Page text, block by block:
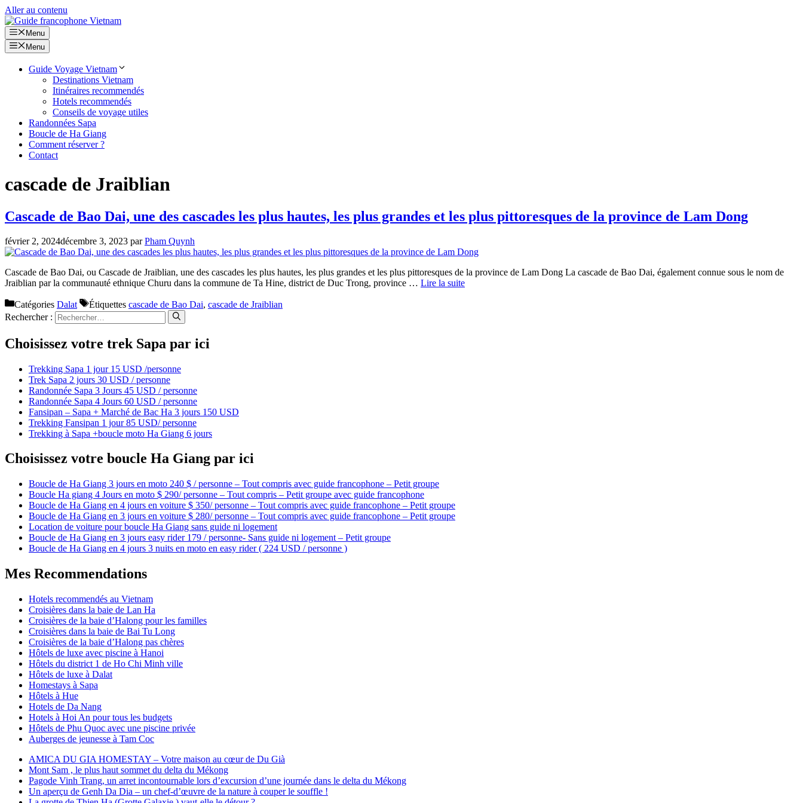
Aller au contenu
Menu
Menu
Guide Voyage Vietnam
Destinations Vietnam
Itinéraires recommendés
Hotels recommendés
Conseils de voyage utiles
Randonnées Sapa
Boucle de Ha Giang
Comment réserver ?
Contact
cascade de Jraiblian
Cascade de Bao Dai, une des cascades les plus hautes, les plus grandes et les plus pittoresques de la province de Lam Dong
février 2, 2024décembre 3, 2023 parPham Quynh
Cascade de Bao Dai, ou Cascade de Jraiblian, une des cascades les plus hautes, les plus grandes et les plus pittoresques de la province de Lam Dong La cascade de Bao Dai, également connue sous le nom de
Jraiblian par la communauté ethnique Churu dans la commune de Ta Hine, district de Duc Trong, province … Lire la suite
Catégories Dalat Étiquettes cascade de Bao Dai, cascade de Jraiblian
Rechercher :
Choisissez votre trek Sapa par ici
Trekking Sapa 1 jour 15 USD /personne
Trek Sapa 2 jours 30 USD / personne
Randonnée Sapa 3 Jours 45 USD / personne
Randonnée Sapa 4 Jours 60 USD / personne
Fansipan – Sapa + Marché de Bac Ha 3 jours 150 USD
Trekking Fansipan 1 jour 85 USD/ personne
Trekking à Sapa +boucle moto Ha Giang 6 jours
Choisissez votre boucle Ha Giang par ici
Boucle de Ha Giang 3 jours en moto 240 $ / personne – Tout compris avec guide francophone – Petit groupe
Boucle Ha giang 4 Jours en moto $ 290/ personne – Tout compris – Petit groupe avec guide francophone
Boucle de Ha Giang en 4 jours en voiture $ 350/ personne – Tout compris avec guide francophone – Petit groupe
Boucle de Ha Giang en 3 jours en voiture $ 280/ personne – Tout compris avec guide francophone – Petit groupe
Location de voiture pour boucle Ha Giang sans guide ni logement
Boucle de Ha Giang en 3 jours easy rider 179 / personne- Sans guide ni logement – Petit groupe
Boucle de Ha Giang en 4 jours 3 nuits en moto en easy rider ( 224 USD / personne )
Mes Recommendations
Hotels recommendés au Vietnam
Croisières dans la baie de Lan Ha
Croisières de la baie d’Halong pour les familles
Croisières dans la baie de Bai Tu Long
Croisières de la baie d’Halong pas chères
Hôtels de luxe avec piscine à Hanoi
Hôtels du district 1 de Ho Chi Minh ville
Hôtels de luxe à Dalat
Homestays à Sapa
Hôtels à Hue
Hotels de Da Nang
Hotels à Hoi An pour tous les budgets
Hôtels de Phu Quoc avec une piscine privée
Auberges de jeunesse à Tam Coc
AMICA DU GIA HOMESTAY – Votre maison au cœur de Du Già
Mont Sam , le plus haut sommet du delta du Mékong
Pagode Vinh Trang, un arret incontournable lors d’excursion d’une journée dans le delta du Mékong
Un aperçu de Genh Da Dia – un chef-d’œuvre de la nature à couper le souffle !